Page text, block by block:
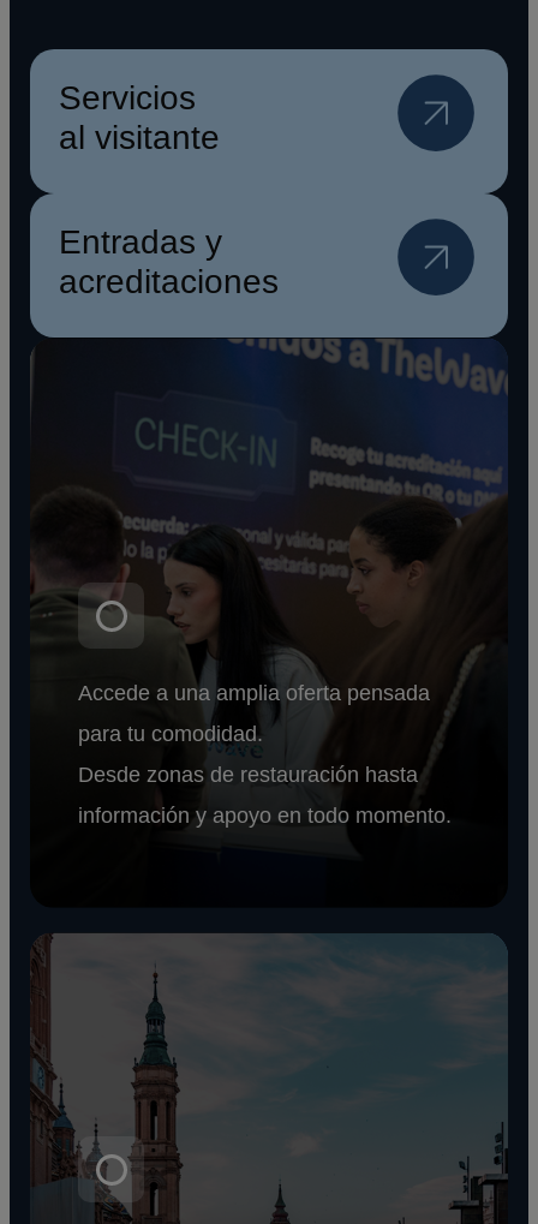
Servicios
al visitante
Entradas y
acreditaciones
Accede a una amplia oferta pensada
para tu comodidad.
Desde zonas de restauración hasta
información y apoyo en todo momento.